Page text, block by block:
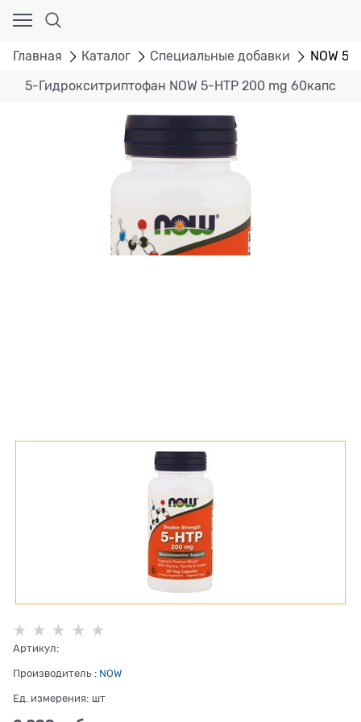
Главная Каталог Специальные добавки NOW 5-
5-Гидрокситриптофан NOW 5-HTP 200 mg 60капс
Артикул:
Производитель : NOW
Ед. измерения: шт